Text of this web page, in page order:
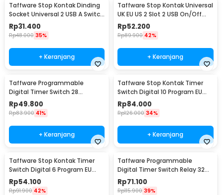
Taffware Stop Kontak Dinding
Socket Universal 2 USB A Switch
250V - LC-19
Rp31.400
Rp48.000 35%
+ Keranjang
Taffware Stop Kontak Universal
UK EU US 2 Slot 2 USB On/Off
Switch - LC-86
Rp52.200
Rp89.900 42%
+ Keranjang
Taffware Programmable
Digital Timer Switch 28
Program 220V/25A(16A) -
THC30A
Rp49.800
Rp83.900 41%
+ Keranjang
Taffware Stop Kontak Timer
Switch Digital 10 Program EU
Plug 16A 230V - KWE-TM02-EU
Rp84.000
Rp126.000 34%
+ Keranjang
Taffware Stop Kontak Timer
Switch Digital 6 Program EU
Plug 16A 230V - W03
Rp54.100
Rp91.900 42%
Taffware Programmable
Digital Timer Switch Relay 32
Program 220V - KG316T
Rp71.100
Rp115.900 39%